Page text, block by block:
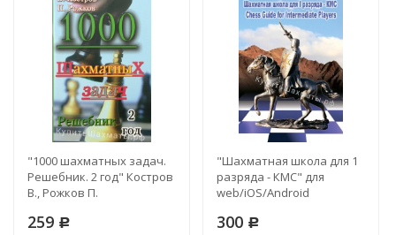
"1000 шахматных задач.
Решебник. 2 год" Костров
В., Рожков П.
259 Р
"Шахматная школа для 1
разряда - КМС" для
web/iOS/Android
300 Р